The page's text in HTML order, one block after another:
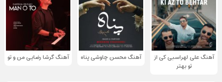
آهنگ علی لهراسبی کی از
تو ‌بهتر
آهنگ محسن چاوشی پناه آهنگ گرشا رضایی من و تو